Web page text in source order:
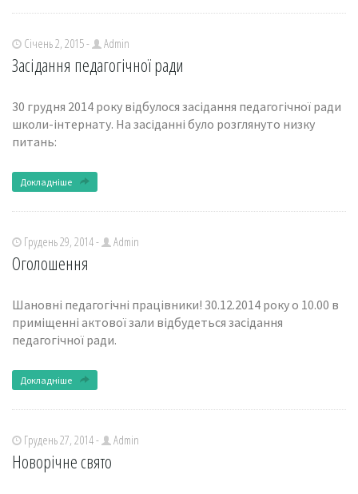
Січень 2, 2015 - Admin
Засідання педагогічної ради
30 грудня 2014 року відбулося засідання педагогічної ради
школи-інтернату. На засіданні було розглянуто низку
питань:
Докладніше
Грудень 29, 2014 - Admin
Оголошення
Шановні педагогічні працівники! 30.12.2014 року о 10.00 в
приміщенні актової зали відбудеться засідання
педагогічної ради.
Докладніше
Грудень 27, 2014 - Admin
Новорічне свято